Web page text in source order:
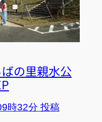
の里親水公
時32分 投稿